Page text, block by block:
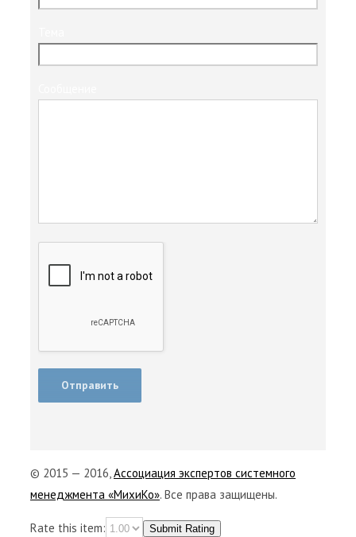
© 2015 — 2016,Ассоциация экспертов системного
менеджмента «МихиКо». Все права защищены.
Rate this item: Submit Rating